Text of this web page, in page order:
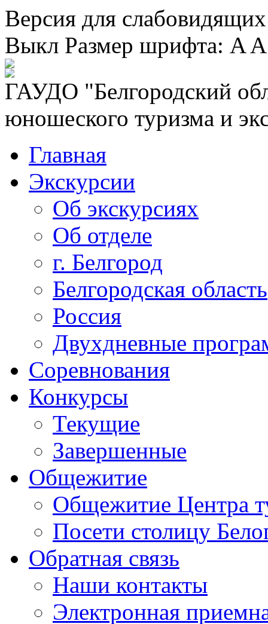
Версия для
Выкл Размер шрифта: A A
ГАУДО "Белгородский
юношеского туризма и
Главная
Экскурсии
Об экскурсиях
Об отделе
г. Белгород
Белгородская область
Россия
Двухдневные
Соревнования
Конкурсы
Текущие
Завершенные
Общежитие
Общежитие Центра
Посети столицу
Обратная связь
Наши контакты
Электронная